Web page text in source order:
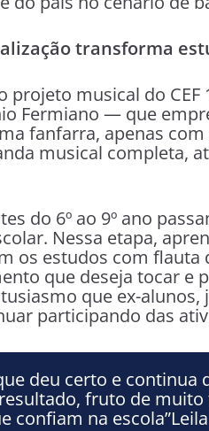
transforma
projeto musical do
Fermiano — que
fanfarra, apenas
musical completa,
do 6º ao 9º ano
Nessa etapa,
os estudos com flauta
que deseja tocar e
que ex-
participando das
deu certo e continua
fruto de
confiam na